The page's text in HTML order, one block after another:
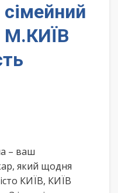
сімейний
М.КИЇВ
– ваш
який щодня
КИЇВ, КИЇВ